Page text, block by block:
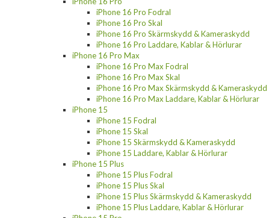
iPhone 16 Pro Fodral
iPhone 16 Pro Skal
iPhone 16 Pro Skärmskydd & Kameraskydd
iPhone 16 Pro Laddare, Kablar & Hörlurar
iPhone 16 Pro Max
iPhone 16 Pro Max Fodral
iPhone 16 Pro Max Skal
iPhone 16 Pro Max Skärmskydd & Kameraskydd
iPhone 16 Pro Max Laddare, Kablar & Hörlurar
iPhone 15
iPhone 15 Fodral
iPhone 15 Skal
iPhone 15 Skärmskydd & Kameraskydd
iPhone 15 Laddare, Kablar & Hörlurar
iPhone 15 Plus
iPhone 15 Plus Fodral
iPhone 15 Plus Skal
iPhone 15 Plus Skärmskydd & Kameraskydd
iPhone 15 Plus Laddare, Kablar & Hörlurar